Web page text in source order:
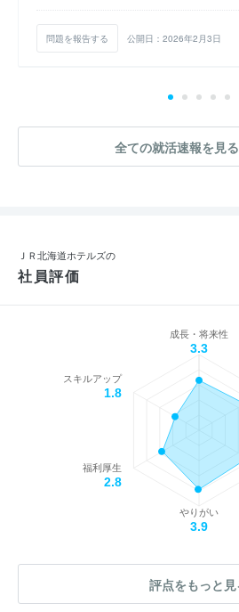
問題を報告する 公開日：2026年2月3日
全ての就活速報を見
ＪＲ北海道ホテルズの
社員評価
成長・将来性
3.3
やりがい
3.9
福利厚生
2.8
スキルアップ
1.8
評点をもっと見